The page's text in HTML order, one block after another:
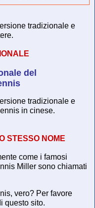
tradizionale e
del
tradizionale e
in cinese.
STESSO NOME
come i famosi
Miller sono chiamati
vero? Per favore
questo sito.